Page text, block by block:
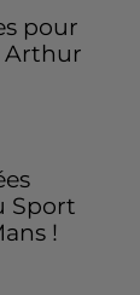
pour
Arthur
Sport
!